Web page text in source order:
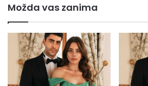
Možda vas zanima